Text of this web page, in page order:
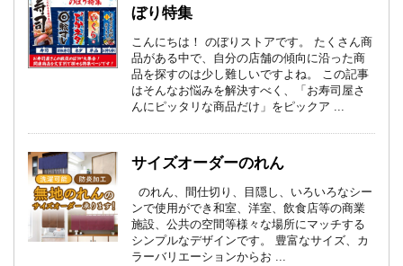
ぼり特集
こんにちは！ のぼりストアです。 たくさん商
品がある中で、自分の店舗の傾向に沿った商
品を探すのは少し難しいですよね。 この記事
はそんなお悩みを解決すべく、「お寿司屋さ
んにピッタリな商品だけ」をピックア ...
サイズオーダーのれん
のれん、間仕切り、目隠し、いろいろなシー
ンで使用ができ和室、洋室、飲食店等の商業
施設、公共の空間等様々な場所にマッチする
シンプルなデザインです。 豊富なサイズ、カ
ラーバリエーションからお ...